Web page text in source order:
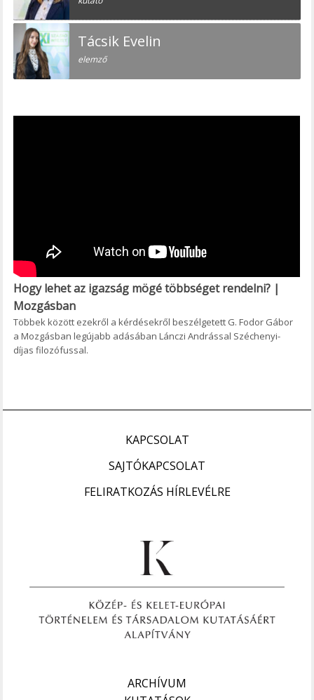
Tácsik Evelin
elemző
Hogy lehet az igazság mögé többséget rendelni? |
Mozgásban
Többek között ezekről a kérdésekről beszélgetett G. Fodor Gábor
a Mozgásban legújabb adásában Lánczi Andrással Széchenyi-
díjas filozófussal.
KAPCSOLAT
SAJTÓKAPCSOLAT
FELIRATKOZÁS HÍRLEVÉLRE
ARCHÍVUM